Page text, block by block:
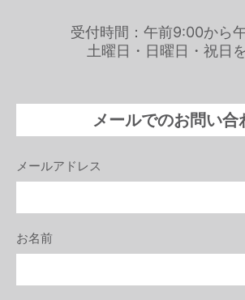
受付時間：午前9:00から
土曜日・日曜日・祝日
メールでのお問い合
メールアドレス
お名前